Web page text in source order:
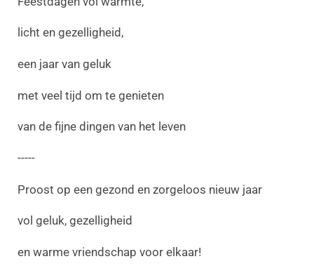
licht en gezelligheid,
een jaar van geluk
met veel tijd om te genieten
van de fijne dingen van het leven
-----
Proost op een gezond en zorgeloos nieuw jaar
vol geluk, gezelligheid
en warme vriendschap voor elkaar!